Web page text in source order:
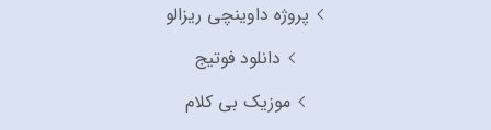
پروژه داوینچی ریزالو
دانلود فوتیج
موزیک بی کلام